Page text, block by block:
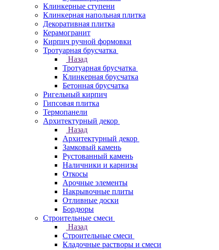
Клинкерные ступени
Клинкерная напольная плитка
Декоративная плитка
Керамогранит
Кирпич ручной формовки
Тротуарная брусчатка
Назад
Тротуарная брусчатка
Клинкерная брусчатка
Бетонная брусчатка
Ригельный кирпич
Гипсовая плитка
Термопанели
Архитектурный декор
Назад
Архитектурный декор
Замковый камень
Рустованный камень
Наличники и карнизы
Откосы
Арочные элементы
Накрывочные плиты
Отливные доски
Бордюры
Строительные смеси
Назад
Строительные смеси
Кладочные растворы и смеси